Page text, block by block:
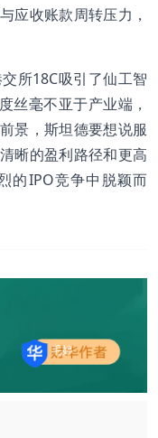
应收账款周转压力，
所18C吸引了仙工智
丝毫不亚于产业端，
景，斯坦德要想说服
晰的盈利路径和更高
的IPO竞争中脱颖而
毛婷